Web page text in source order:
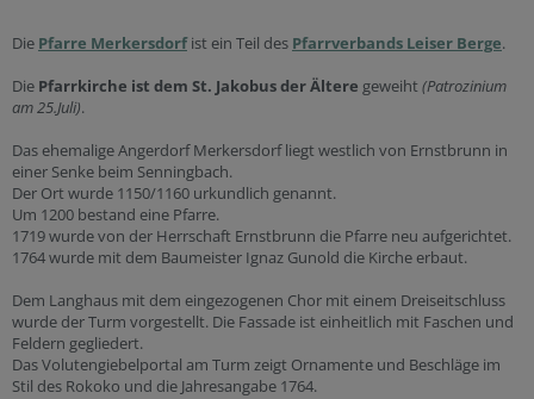
Die Pfarre Merkersdorf ist ein Teil des Pfarrverbands Leiser Berge.
Die Pfarrkirche ist dem St. Jakobus der Ältere geweiht (Patrozinium
am 25.Juli).
Das ehemalige Angerdorf Merkersdorf liegt westlich von Ernstbrunn in
einer Senke beim Senningbach.
Der Ort wurde 1150/1160 urkundlich genannt.
Um 1200 bestand eine Pfarre.
1719 wurde von der Herrschaft Ernstbrunn die Pfarre neu aufgerichtet.
1764 wurde mit dem Baumeister Ignaz Gunold die Kirche erbaut.
Dem Langhaus mit dem eingezogenen Chor mit einem Dreiseitschluss
wurde der Turm vorgestellt. Die Fassade ist einheitlich mit Faschen und
Feldern gegliedert.
Das Volutengiebelportal am Turm zeigt Ornamente und Beschläge im
Stil des Rokoko und die Jahresangabe 1764.